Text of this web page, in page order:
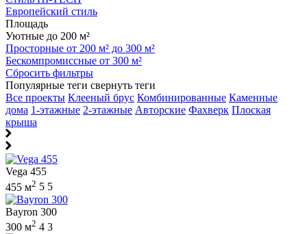
Европейский стиль
Площадь
Уютные до 200 м²
Просторные от 200 м² до 300 м²
Бескомпромиссные от 300 м²
Сбросить фильтры
Популярные теги свернуть теги
Все проекты Клееный брус Комбинированные Каменные
дома 1-этажные 2-этажные Авторские Фахверк Плоская
крыша
Vega 455
455 м2 5 5
Bayron 300
300 м2 4 3